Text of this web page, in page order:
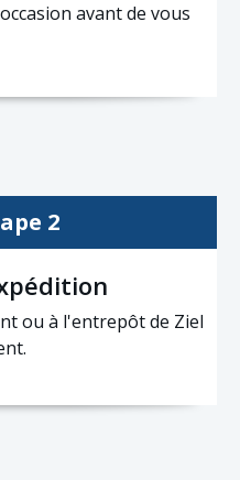
avant de vous
2
ou à l'entrepôt de Ziel